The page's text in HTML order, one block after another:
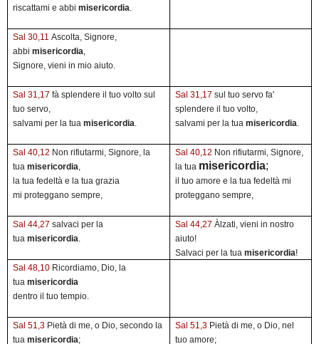
riscattami e abbi misericordia.
Sal 30,11 Ascolta, Signore,
abbi misericordia,
Signore, vieni in mio aiuto.
Sal 31,17 fà splendere il tuo volto sul
tuo servo,
salvami per la tua misericordia.
Sal 31,17 sul tuo servo fa'
splendere il tuo volto,
salvami per la tua misericordia.
Sal 40,12 Non rifiutarmi, Signore, la
tua misericordia,
la tua fedeltà e la tua grazia
mi proteggano sempre,
Sal 40,12 Non rifiutarmi, Signore,
la tua misericordia;
il tuo amore e la tua fedeltà mi
proteggano sempre,
Sal 44,27 salvaci per la
tua misericordia.
Sal 44,27 Àlzati, vieni in nostro
aiuto!
Salvaci per la tua misericordia!
Sal 48,10 Ricordiamo, Dio, la
tua misericordia
dentro il tuo tempio.
Sal 51,3 Pietà di me, o Dio, secondo la
tua misericordia;
Sal 51,3 Pietà di me, o Dio, nel
tuo amore;